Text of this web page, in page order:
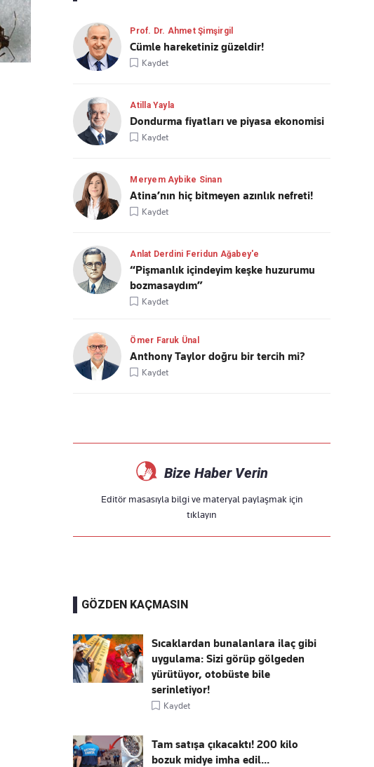
Prof. Dr. Ahmet Şimşirgil
Cümle hareketiniz güzeldir!
Kaydet
Atilla Yayla
Dondurma fiyatları ve piyasa ekonomisi
Kaydet
Meryem Aybike Sinan
Atina’nın hiç bitmeyen azınlık nefreti!
Kaydet
Anlat Derdini Feridun Ağabey'e
“Pişmanlık içindeyim keşke huzurumu
bozmasaydım”
Kaydet
Ömer Faruk Ünal
Anthony Taylor doğru bir tercih mi?
Kaydet
Bize Haber Verin
Editör masasıyla bilgi ve materyal paylaşmak için
tıklayın
GÖZDEN KAÇMASIN
Sıcaklardan bunalanlara ilaç gibi
uygulama: Sizi görüp gölgeden
yürütüyor, otobüste bile
serinletiyor!
Kaydet
Tam satışa çıkacaktı! 200 kilo
bozuk midye imha edil...